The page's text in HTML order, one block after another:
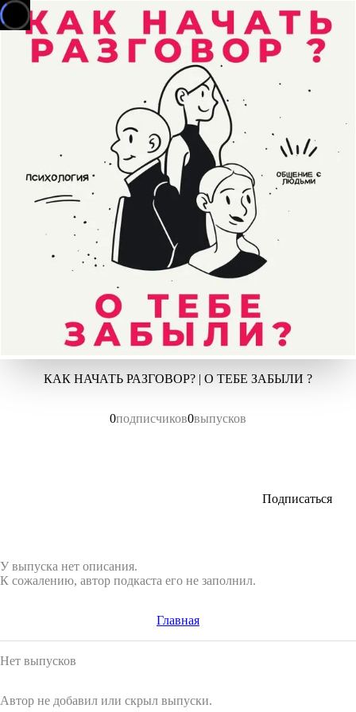
КАК НАЧАТЬ РАЗГОВОР? | О ТЕБЕ ЗАБЫЛИ ?
0подписчиков0выпусков
Подписаться
У выпуска нет описания.
К сожалению, автор подкаста его не заполнил.
Главная
Нет выпусков
Автор не добавил или скрыл выпуски.